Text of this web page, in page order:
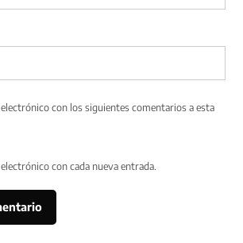
con los siguientes comentarios a esta
con cada nueva entrada.